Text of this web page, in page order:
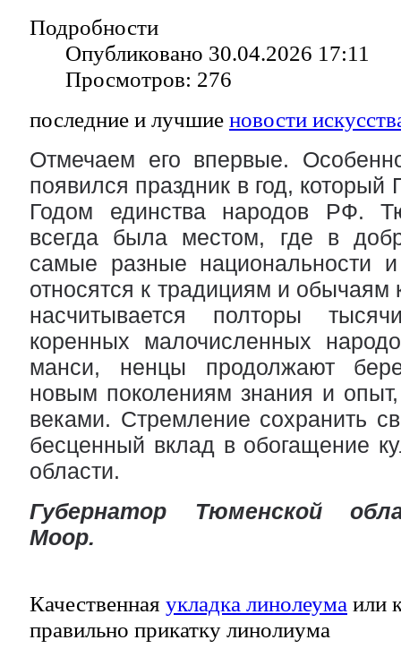
Подробности
Опубликовано 30.04.2026 17:11
Просмотров: 276
последние и лучшие новости
Отмечаем его впервые.
появился праздник в год, который
Годом единства народов РФ.
всегда была местом, где в
самые разные национальности
относятся к традициям и обычаям
насчитывается полторы
коренных малочисленных
манси, ненцы продолжают
новым поколениям знания и
веками. Стремление сохранить
бесценный вклад в обогащение
области.
Губернатор Тюменской
Моор.
Качественная укладка линолеума или
правильно прикатку линолиума